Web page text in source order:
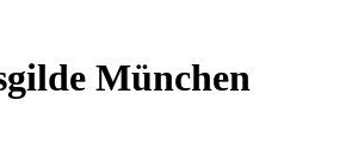
München